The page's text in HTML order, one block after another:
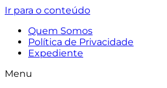
Ir para o conteúdo
Quem Somos
Política de Privacidade
Expediente
Menu